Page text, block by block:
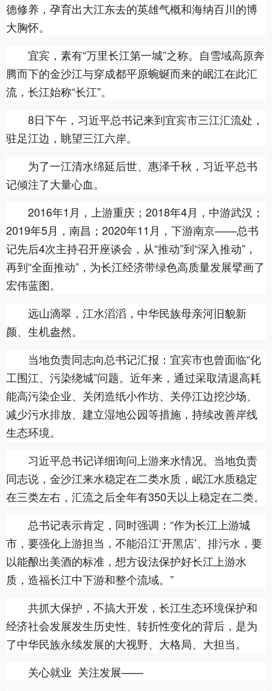
德修养，孕育出大江东去的英雄气概和海纳百川的博
大胸怀。
宜宾，素有“万里长江第一城”之称。自雪域高原奔
腾而下的金沙江与穿成都平原蜿蜒而来的岷江在此汇
流，长江始称“长江”。
8日下午，习近平总书记来到宜宾市三江汇流处，
驻足江边，眺望三江六岸。
为了一江清水绵延后世、惠泽千秋，习近平总书
记倾注了大量心血。
2016年1月，上游重庆；2018年4月，中游武汉；
2019年5月，南昌；2020年11月，下游南京——总书
记先后4次主持召开座谈会，从“推动”到“深入推动”，
再到“全面推动”，为长江经济带绿色高质量发展擘画了
宏伟蓝图。
远山滴翠，江水滔滔，中华民族母亲河旧貌新
颜、生机盎然。
当地负责同志向总书记汇报：宜宾市也曾面临“化
工围江、污染绕城”问题。近年来，通过采取清退高耗
能高污染企业、关闭造纸小作坊、关停江边挖沙场、
减少污水排放、建立湿地公园等措施，持续改善岸线
生态环境。
习近平总书记详细询问上游来水情况。当地负责
同志说，金沙江来水稳定在二类水质，岷江水质稳定
在三类左右，汇流之后全年有350天以上稳定在二类。
总书记表示肯定，同时强调：“作为长江上游城
市，要强化上游担当，不能沿江‘开黑店’、排污水，要
以能酿出美酒的标准，想方设法保护好长江上游水
质，造福长江中下游和整个流域。”
共抓大保护，不搞大开发，长江生态环境保护和
经济社会发展发生历史性、转折性变化的背后，是为
了中华民族永续发展的大视野、大格局、大担当。
关心就业 关注发展——